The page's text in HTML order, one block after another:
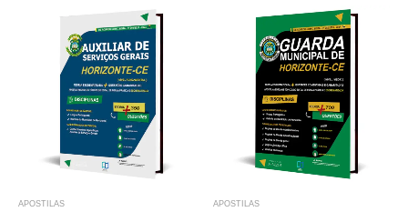
APOSTILAS APOSTILAS